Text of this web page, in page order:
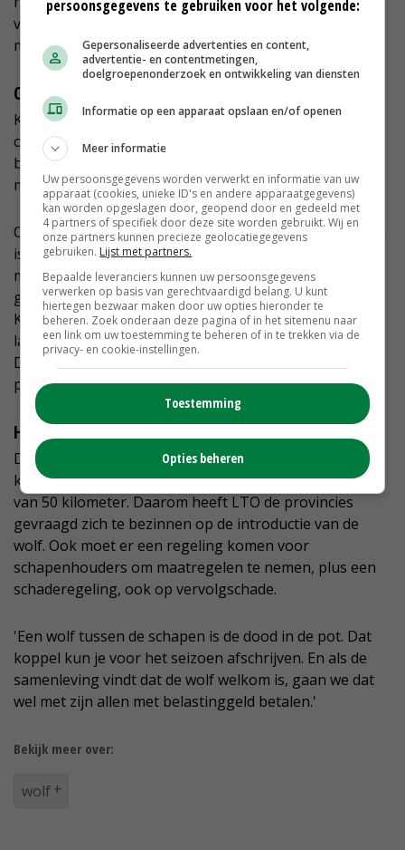
vermijdt contact. Maar iets dat half hond is, zoekt juist
mensen op.'
Ondoenlijk
Kemp beaamt dat. 'Honden om schapen te bewaken is
ondoenlijk. Ik zou dertig honden nodig hebben die niet
bepaald aaibaar zijn. Die kun je niet los in de wei laten
met al die wandelaars eromheen.'
Ook afrasteren van percelen met hekken of flexinetten
is lastig. 'Daar zijn geen financiële middelen voor. De
marges in de schapenhouderij zijn al klein. Je praat al
gauw over 8.000 euro per hectare aan kosten', aldus
Kemp. 'Bovendien vragen veel landeigenaren ons hun
land te onderhouden door de schapen te laten grazen.
Daar zouden dan allemaal rasters om moeten. Dat is
praktisch onhaalbaar.'
Hele kluif
De wolf in de natuur houden wordt dan ook een hele
kluif, stelt Duives, zeker voor een dier met actieradius
van 50 kilometer. Daarom heeft LTO de provincies
gevraagd zich te bezinnen op de introductie van de
wolf. Ook moet er een regeling komen voor
schapenhouders om maatregelen te nemen, plus een
schaderegeling, ook op vervolgschade.
'Een wolf tussen de schapen is de dood in de pot. Dat
koppel kun je voor het seizoen afschrijven. En als de
samenleving vindt dat de wolf welkom is, gaan we dat
wel met zijn allen met belastinggeld betalen.'
Bekijk meer over:
wolf
persoonsgegevens te gebruiken voor het volgende:
Gepersonaliseerde advertenties en content,
advertentie- en contentmetingen,
doelgroepenonderzoek en ontwikkeling van diensten
Informatie op een apparaat opslaan en/of openen
Meer informatie
Uw persoonsgegevens worden verwerkt en informatie van uw
apparaat (cookies, unieke ID's en andere apparaatgegevens)
kan worden opgeslagen door, geopend door en gedeeld met
4 partners of specifiek door deze site worden gebruikt. Wij en
onze partners kunnen precieze geolocatiegegevens
gebruiken. Lijst met partners.
Bepaalde leveranciers kunnen uw persoonsgegevens
verwerken op basis van gerechtvaardigd belang. U kunt
hiertegen bezwaar maken door uw opties hieronder te
beheren. Zoek onderaan deze pagina of in het sitemenu naar
een link om uw toestemming te beheren of in te trekken via de
privacy- en cookie-instellingen.
Toestemming
Opties beheren